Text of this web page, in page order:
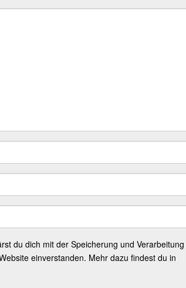
du dich mit der Speicherung und
einverstanden. Mehr dazu findest du in